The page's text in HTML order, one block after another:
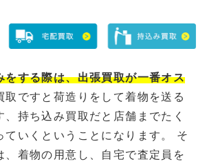
をする際は、出張買取が一番オス
取ですと荷造りをして着物を送る
持ち込み買取だと店舗までたく
ていくということになります。 そ
、着物の用意し、自宅で査定員を